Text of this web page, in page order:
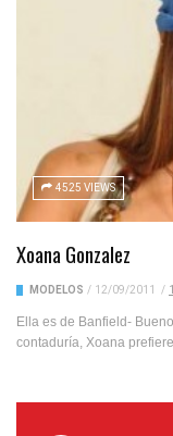
4525 VIEWS
Xoana Gonzalez
MODELOS / 12/09/2011 /
Ella es de Banfield-
contaduría, Xoana